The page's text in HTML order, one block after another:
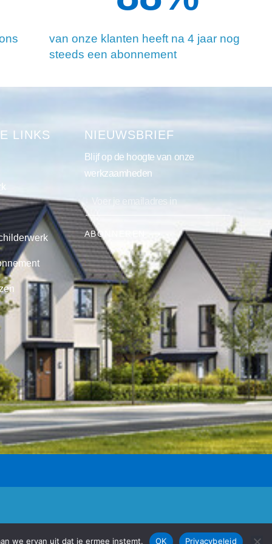
van onze klanten heeft na 4 jaar nog
steeds een abonnement
LINKS NIEUWSBRIEF
Blijf op de hoogte van onze
werkzaamheden
ABONNEREN ⟶
en cookies| Gemaakt door D-Fokker
we ervan uit dat je ermee instemt. OK Privacybeleid